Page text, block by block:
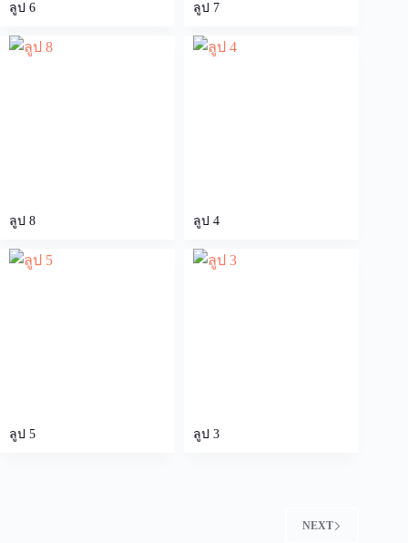
ลูป 6 ลูป 7
ลูป 8 ลูป 4
ลูป 5 ลูป 3
NEXT